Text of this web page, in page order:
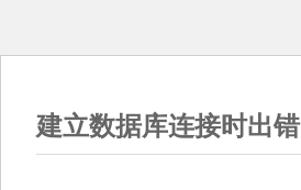
建立数据库连接时出错